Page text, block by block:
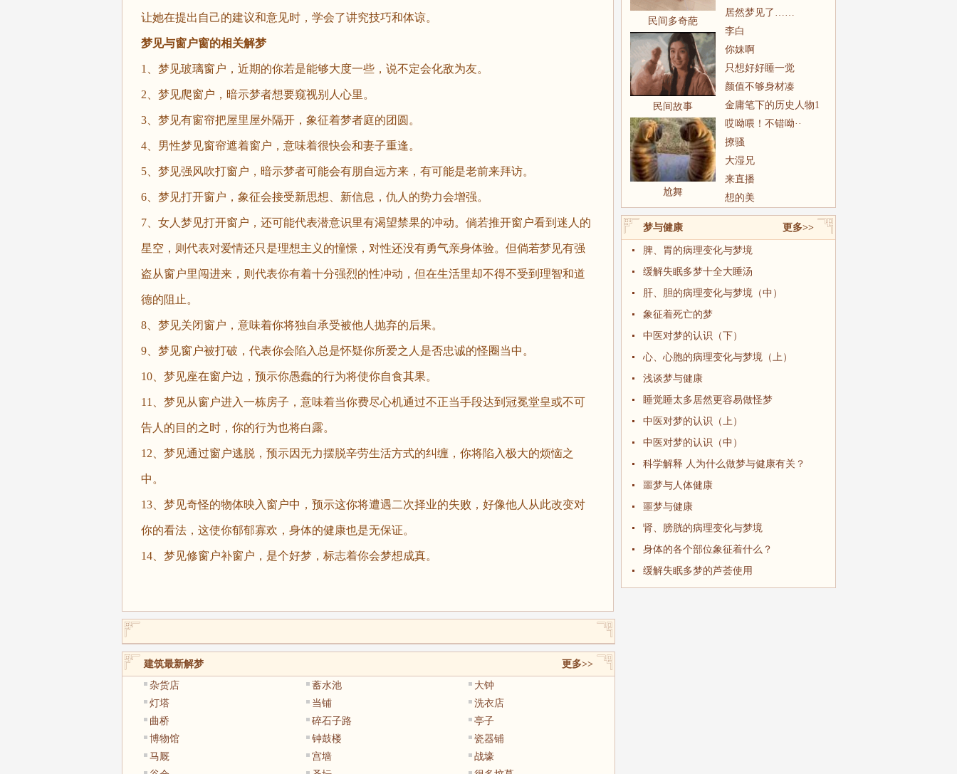
让她在提出自己的建议和意见时，学会了讲究技巧和体谅。
梦见与窗户窗的相关解梦
1、梦见玻璃窗户，近期的你若是能够大度一些，说不定会化敌为友。
2、梦见爬窗户，暗示梦者想要窥视别人心里。
3、梦见有窗帘把屋里屋外隔开，象征着梦者庭的团圆。
4、男性梦见窗帘遮着窗户，意味着很快会和妻子重逢。
5、梦见强风吹打窗户，暗示梦者可能会有朋自远方来，有可能是老前来拜访。
6、梦见打开窗户，象征会接受新思想、新信息，仇人的势力会增强。
7、女人梦见打开窗户，还可能代表潜意识里有渴望禁果的冲动。倘若推开窗户看到迷人的
星空，则代表对爱情还只是理想主义的憧憬，对性还没有勇气亲身体验。但倘若梦见有强
盗从窗户里闯进来，则代表你有着十分强烈的性冲动，但在生活里却不得不受到理智和道
德的阻止。
8、梦见关闭窗户，意味着你将独自承受被他人抛弃的后果。
9、梦见窗户被打破，代表你会陷入总是怀疑你所爱之人是否忠诚的怪圈当中。
10、梦见座在窗户边，预示你愚蠢的行为将使你自食其果。
11、梦见从窗户进入一栋房子，意味着当你费尽心机通过不正当手段达到冠冕堂皇或不可
告人的目的之时，你的行为也将白露。
12、梦见通过窗户逃脱，预示因无力摆脱辛劳生活方式的纠缠，你将陷入极大的烦恼之
中。
13、梦见奇怪的物体映入窗户中，预示这你将遭遇二次择业的失败，好像他人从此改变对
你的看法，这使你郁郁寡欢，身体的健康也是无保证。
14、梦见修窗户补窗户，是个好梦，标志着你会梦想成真。
建筑最新解梦
更多>>
杂货店
蓄水池
大钟
灯塔
当铺
洗衣店
曲桥
碎石子路
亭子
博物馆
钟鼓楼
瓷器铺
马厩
宫墙
战壕
民间多奇葩
民间故事
尬舞
居然梦见了……
李白
你妹啊
只想好好睡一觉
颜值不够身材凑
金庸笔下的历史人物1
哎呦喂！不错呦··
撩骚
大湿兄
来直播
想的美
更多>>
梦与健康
脾、胃的病理变化与梦境
缓解失眠多梦十全大睡汤
肝、胆的病理变化与梦境（中）
象征着死亡的梦
中医对梦的认识（下）
心、心胞的病理变化与梦境（上）
浅谈梦与健康
睡觉睡太多居然更容易做怪梦
中医对梦的认识（上）
中医对梦的认识（中）
科学解释 人为什么做梦与健康有关？
噩梦与人体健康
噩梦与健康
肾、膀胱的病理变化与梦境
身体的各个部位象征着什么？
缓解失眠多梦的芦荟使用